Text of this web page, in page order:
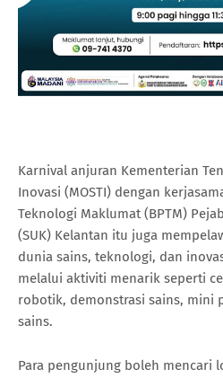
Karnival anjuran Kementerian
Inovasi (MOSTI) dengan
Teknologi Maklumat (BPTM)
(SUK) Kelantan itu juga
dunia sains, teknologi, dan
melalui aktiviti menarik seperti
robotik, demonstrasi sains, mini
sains.
Para pengunjung boleh mencari